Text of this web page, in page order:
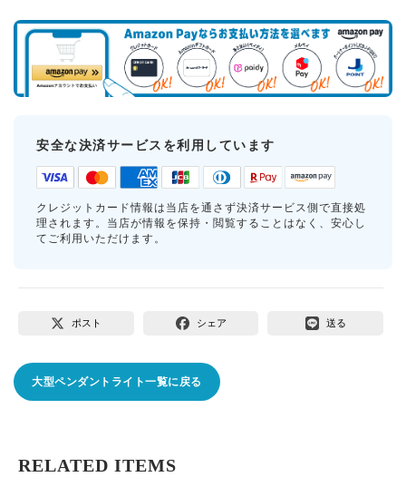
安全な決済サービスを利用しています
クレジットカード情報は当店を通さず決済サービス側で直接処
理されます。当店が情報を保持・閲覧することはなく、安心し
てご利用いただけます。
ポスト シェア 送る
大型ペンダントライト一覧に戻る
RELATED ITEMS